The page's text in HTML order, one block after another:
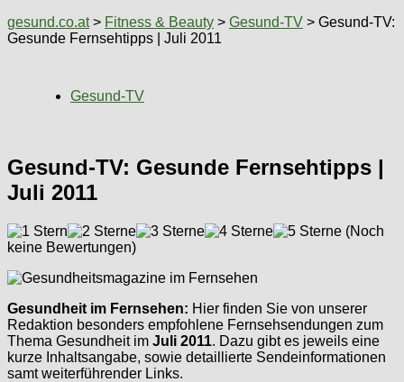
gesund.co.at> Fitness & Beauty > Gesund-TV > Gesund-TV:
Gesunde Fernsehtipps | Juli 2011
Gesund-TV
Gesund-TV: Gesunde Fernsehtipps |
Juli 2011
(Noch
keine Bewertungen)
Gesundheit im Fernsehen: Hier finden Sie von unserer
Redaktion besonders empfohlene Fernsehsendungen zum
Thema Gesundheit im Juli 2011. Dazu gibt es jeweils eine
kurze Inhaltsangabe, sowie detaillierte Sendeinformationen
samt weiterführender Links.